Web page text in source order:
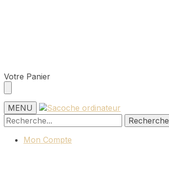
Skip
to
navigation
Skip
to
content
Votre Panier
MENU
Recherche
pour :
Recherche
Mon Compte